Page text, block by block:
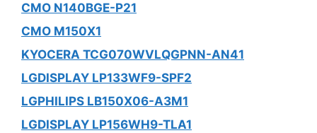
CMO N140BGE-P21
CMO M150X1
KYOCERA TCG070WVLQGPNN-AN41
LGDISPLAY LP133WF9-SPF2
LGPHILIPS LB150X06-A3M1
LGDISPLAY LP156WH9-TLA1